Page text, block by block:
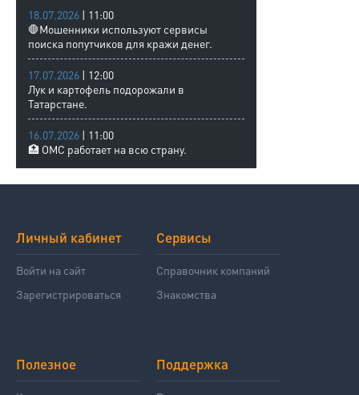
18.07.2026 | 11:00
🛑Мошенники используют сервисы
поиска попутчиков для кражи денег.
17.07.2026 | 12:00
Лук и картофель подорожали в
Татарстане.
16.07.2026 | 11:00
🏥 ОМС работает на всю страну.
Личный кабинет
Войти на сайт
Зарегистрироваться
Сервисы
Справочник компаний
Знакомства
Полезное Поддержка